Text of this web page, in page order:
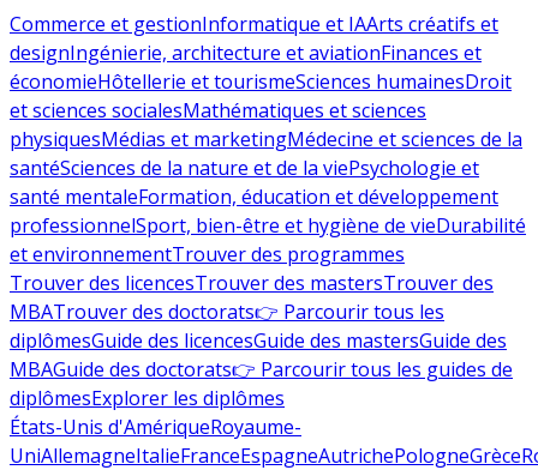
Commerce et gestionInformatique et IAArts créatifs et
designIngénierie, architecture et aviationFinances et
économieHôtellerie et tourismeSciences humainesDroit
et sciences socialesMathématiques et sciences
physiquesMédias et marketingMédecine et sciences de la
santéSciences de la nature et de la viePsychologie et
santé mentaleFormation, éducation et développement
professionnelSport, bien-être et hygiène de vieDurabilité
et environnementTrouver des programmes
Trouver des licencesTrouver des mastersTrouver des
MBATrouver des doctorats👉 Parcourir tous les
diplômesGuide des licencesGuide des mastersGuide des
MBAGuide des doctorats👉 Parcourir tous les guides de
diplômesExplorer les diplômes
États-Unis d'AmériqueRoyaume-
UniAllemagneItalieFranceEspagneAutrichePologneGrèce